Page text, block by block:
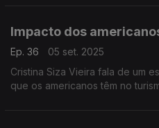
Impacto dos
Ep. 36
05 set. 2025
Cristina Siza Vieira fala de um
que os americanos têm no